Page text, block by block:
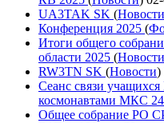
UA3TAK SK (Новости
Конференция 2025 (
Итоги общего
области 2025 (Новости
RW3TN SK (Новости)
Сеанс связи
космонавтами МКС
Общее собрание РО